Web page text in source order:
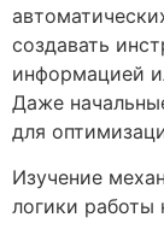
создавать
информацией
Даже
для
Изучение
логики